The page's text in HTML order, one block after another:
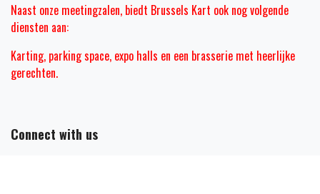
Naast onze meetingzalen, biedt Brussels Kart ook nog volgende
diensten aan:
Karting, parking space, expo halls en een brasserie met heerlijke
gerechten.
Connect with us